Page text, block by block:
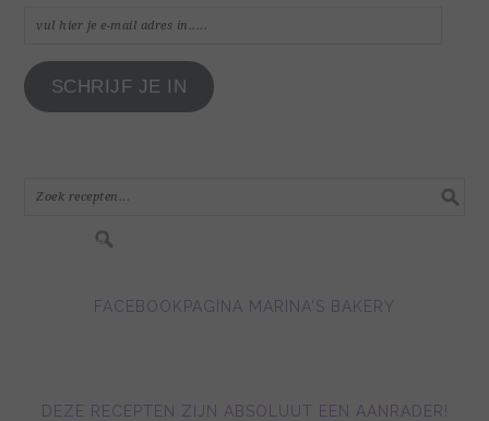
vul
je
e-
SCHRIJF JE IN
FACEBOOKPAGINA MARINA'S BAKERY
DEZE RECEPTEN ZIJN ABSOLUUT EEN AANRADER!